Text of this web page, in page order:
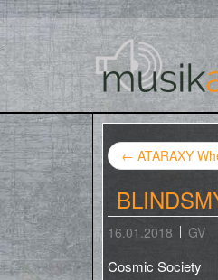
← ATARAXY
16.01.2018 GV
Cosmic Society